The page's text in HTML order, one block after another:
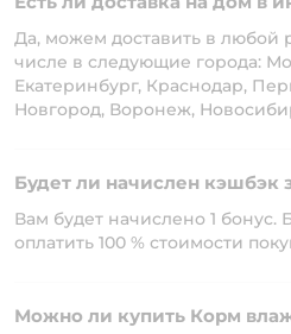
Да, можем доставить в любой
числе в следующие города:
Екатеринбург, Краснодар,
Новгород, Воронеж,
Будет ли начислен кэшбэк
Вам будет начислено 1
оплатить 100 % стоимости
Можно ли купить Корм